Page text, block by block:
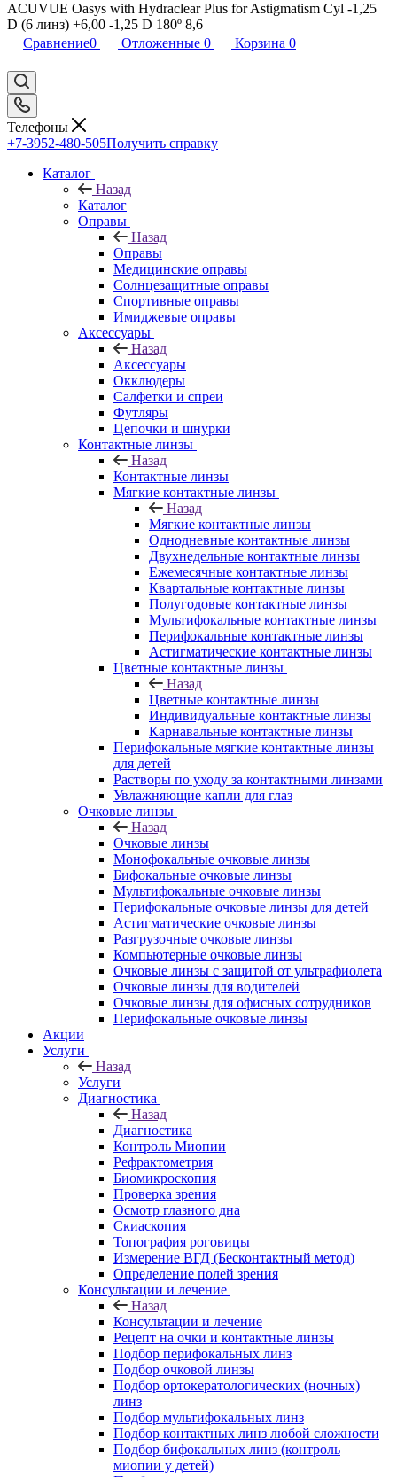
ACUVUE Oasys with Hydraclear Plus for Astigmatism Cyl -1,25
D (6 линз) +6,00 -1,25 D 180º 8,6
Сравнение0 Отложенные 0 Корзина 0
Телефоны
+7-3952-480-505Получить справку
Каталог
Назад
Каталог
Оправы
Назад
Оправы
Медицинские оправы
Солнцезащитные оправы
Спортивные оправы
Имиджевые оправы
Аксессуары
Назад
Аксессуары
Окклюдеры
Салфетки и спреи
Футляры
Цепочки и шнурки
Контактные линзы
Назад
Контактные линзы
Мягкие контактные линзы
Назад
Мягкие контактные линзы
Однодневные контактные линзы
Двухнедельные контактные линзы
Ежемесячные контактные линзы
Квартальные контактные линзы
Полугодовые контактные линзы
Мультифокальные контактные линзы
Перифокальные контактные линзы
Астигматические контактные линзы
Цветные контактные линзы
Назад
Цветные контактные линзы
Индивидуальные контактные линзы
Карнавальные контактные линзы
Перифокальные мягкие контактные линзы
для детей
Растворы по уходу за контактными линзами
Увлажняющие капли для глаз
Очковые линзы
Назад
Очковые линзы
Монофокальные очковые линзы
Бифокальные очковые линзы
Мультифокальные очковые линзы
Перифокальные очковые линзы для детей
Астигматические очковые линзы
Разгрузочные очковые линзы
Компьютерные очковые линзы
Очковые линзы с защитой от ультрафиолета
Очковые линзы для водителей
Очковые линзы для офисных сотрудников
Перифокальные очковые линзы
Акции
Услуги
Назад
Услуги
Диагностика
Назад
Диагностика
Контроль Миопии
Рефрактометрия
Биомикроскопия
Проверка зрения
Осмотр глазного дна
Скиаскопия
Топография роговицы
Измерение ВГД (Бесконтактный метод)
Определение полей зрения
Консультации и лечение
Назад
Консультации и лечение
Рецепт на очки и контактные линзы
Подбор перифокальных линз
Подбор очковой линзы
Подбор ортокератологических (ночных)
линз
Подбор мультифокальных линз
Подбор контактных линз любой сложности
Подбор бифокальных линз (контроль
миопии у детей)